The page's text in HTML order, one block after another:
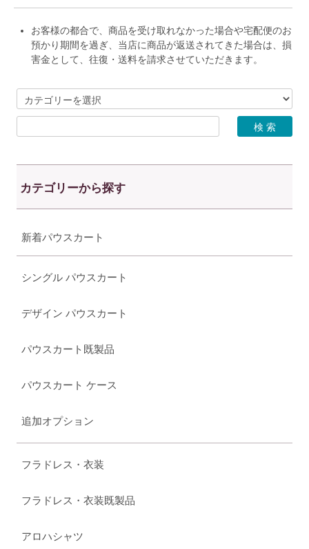
お客様の都合で、商品を受け取れなかった場合や宅配便のお
預かり期間を過ぎ、当店に商品が返送されてきた場合は、損
害金として、往復・送料を請求させていただきます。
カテゴリーから探す
新着パウスカート
シングル パウスカート
デザイン パウスカート
パウスカート既製品
パウスカート ケース
追加オプション
フラドレス・衣装
フラドレス・衣装既製品
アロハシャツ